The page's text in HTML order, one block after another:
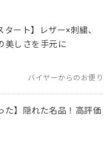
ート】レザー×刺繍、
美しさを手元に
バイヤーからのお便り
た】隠れた名品！高評価